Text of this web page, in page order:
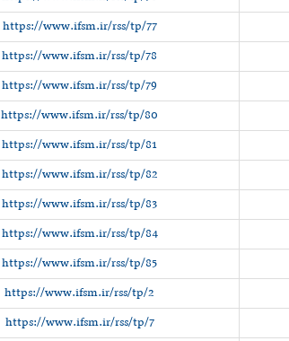
https://www.ifsm.ir/rss/tp/77
https://www.ifsm.ir/rss/tp/78
https://www.ifsm.ir/rss/tp/79
https://www.ifsm.ir/rss/tp/80
https://www.ifsm.ir/rss/tp/81
https://www.ifsm.ir/rss/tp/82
https://www.ifsm.ir/rss/tp/83
https://www.ifsm.ir/rss/tp/84
https://www.ifsm.ir/rss/tp/85
https://www.ifsm.ir/rss/tp/2
https://www.ifsm.ir/rss/tp/7